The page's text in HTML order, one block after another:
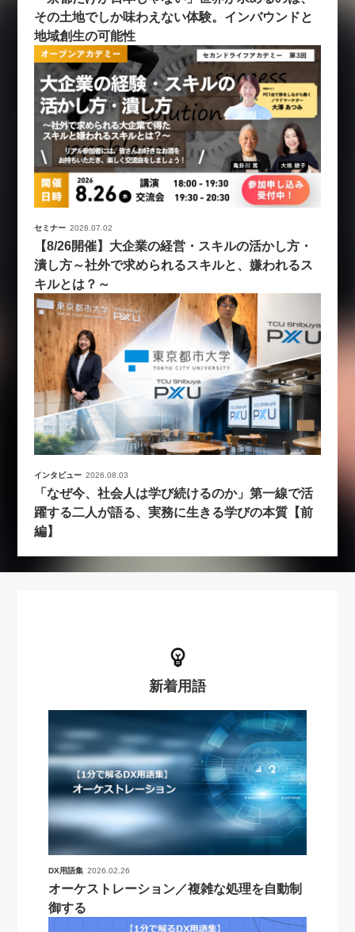
その土地でしか味わえない体験。インバウンドと
地域創生の可能性
セミナー 2026.07.02
【8/26開催】大企業の経営・スキルの活かし方・
潰し方～社外で求められるスキルと、嫌われるス
キルとは？～
インタビュー 2026.08.03
「なぜ今、社会人は学び続けるのか」第一線で活
躍する二人が語る、実務に生きる学びの本質【前
編】
新着用語
DX用語集 2026.02.26
オーケストレーション／複雑な処理を自動制
御する